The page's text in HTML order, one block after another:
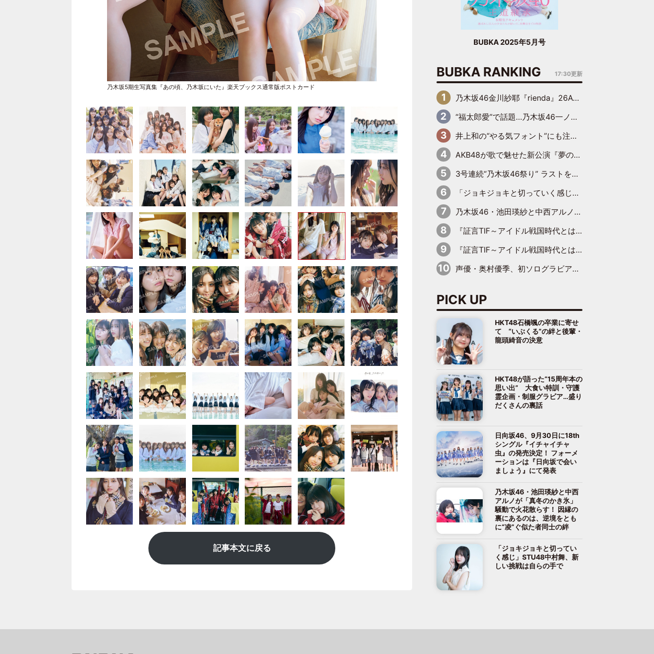
乃木坂5期生写真集『あの頃、乃木坂にいた』楽天ブックス通常版ポストカード
記事本文に戻る
BUBKA 2025年5月号
BUBKA RANKING 17:30更新
乃木坂46金川紗耶『rienda』26AW LOOKモデルに就任
“福太郎愛”で話題…乃木坂46一ノ瀬美空、地元福岡『めんべい25周年トップサポーター』に就任
井上和の“やる気フォント”にも注目 乃木坂46が挑んだ書道パフォーマンスの舞台裏
AKB48が歌で魅せた新公演『夢のポップスター』 初日から全身全霊のステージ
3号連続“乃木坂46祭り” ラストを飾るのは賀喜遥香…5年ぶりの登場に「5年分大人になった私を見ていただけたら」
「ジョキジョキと切っていく感じ」STU48中村舞、新しい挑戦は自らの手で
乃木坂46・池田瑛紗と中西アルノが「真冬のかき氷」騒動で火花散らす！ 因縁の裏にあるのは、逆境をともに“凌”ぐ似た者同士の絆
『証言TIF～アイドル戦国時代とはなんだったのか～』第11回：私立恵比寿中学・真山りか×安本彩花「TIFで10年ぶりのキョンシーメイクをしたら、場を完全に引かせてしまって。時代が変わったんだなって」
『証言TIF～アイドル戦国時代とはなんだったのか～』第6回：でんぱ組.inc・古川未鈴×相沢梨紗「『ハロプロやりたかったな』って言ったら、夢眠ねむさんに『てめえはでんぱ組．incなんだよ！』って肩パンされて(笑)」
声優・奥村優季、初ソログラビアで初ソロ表紙を飾る！ 初めて見せる表情や、声優を志したきっかけなどを語った必読のインタビューを掲載
PICK UP
HKT48石橋颯の卒業に寄せ
て “いぶくる”の絆と後輩・
龍頭綺音の決意
HKT48が語った“15周年本の
思い出” 大食い特訓・守護
霊企画・制服グラビア…盛り
だくさんの裏話
日向坂46、9月30日に18th
シングル『イチャイチャ
虫』の発売決定！ フォーメ
ーションは『日向坂で会い
ましょう』にて発表
乃木坂46・池田瑛紗と中西
アルノが「真冬のかき氷」
騒動で火花散らす！ 因縁の
裏にあるのは、逆境をとも
に“凌”ぐ似た者同士の絆
「ジョキジョキと切ってい
く感じ」STU48中村舞、新
しい挑戦は自らの手で